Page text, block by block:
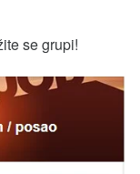
se grupi!